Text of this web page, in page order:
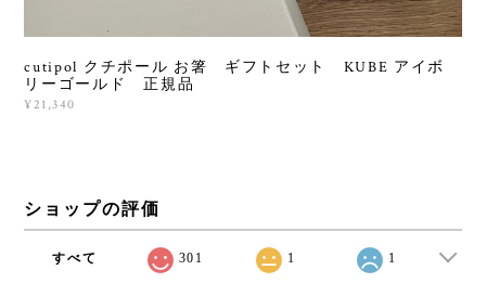
cutipol クチポール お箸 ギフトセット KUBE アイボ
リーゴールド 正規品
¥21,340
ショップの評価
すべて 301 1 1